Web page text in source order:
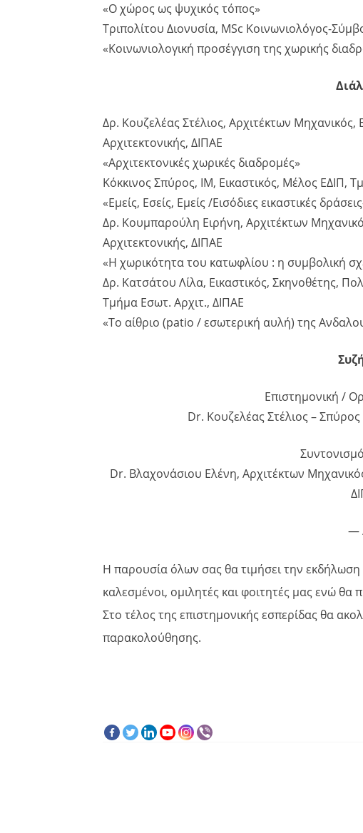
«Ο χώρος ως ψυχικός τόπος»
Τριπολίτου Διονυσία, MSc Κοινωνιολόγος-
«Κοινωνιολογική προσέγγιση της χωρικής
Δρ. Κουζελέας Στέλιος, Αρχιτέκτων
Αρχιτεκτονικής, ΔΙΠΑΕ
«Αρχιτεκτονικές χωρικές διαδρομές»
Κόκκινος Σπύρος, ΙM, Εικαστικός, Μέλος ΕΔΙΠ,
«Εμείς, Εσείς, Εμείς /Εισόδιες εικαστικές
Δρ. Κουμπαρούλη Ειρήνη, Αρχιτέκτων
Αρχιτεκτονικής, ΔΙΠΑΕ
«Η χωρικότητα του κατωφλίου : η συμβολική
Δρ. Κατσάτου Λίλα, Εικαστικός, Σκηνοθέτης,
Τμήμα Εσωτ. Αρχιτ., ΔΙΠΑΕ
«Το αίθριο (patio / εσωτερική αυλή) της
Επιστημονική /
Dr. Κουζελέας Στέλιος –
Dr. Βλαχονάσιου Ελένη, Αρχιτέκτων
—
Η παρουσία όλων σας θα τιμήσει την εκδήλωση
καλεσμένοι, ομιλητές και φοιτητές μας ενώ
Στο τέλος της επιστημονικής εσπερίδας θα
παρακολούθησης.